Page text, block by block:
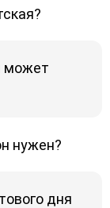
может
нужен?
дня